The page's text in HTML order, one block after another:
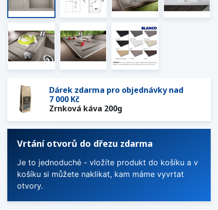
Dárek zdarma pro objednávky nad
7 000 Kč
Zrnková káva 200g
Vrtání otvorů do dřezu zdarma
Je to jednoduché - vložíte produkt do košíku a v
košíku si můžete naklikat, kam máme vyvrtat
otvory.